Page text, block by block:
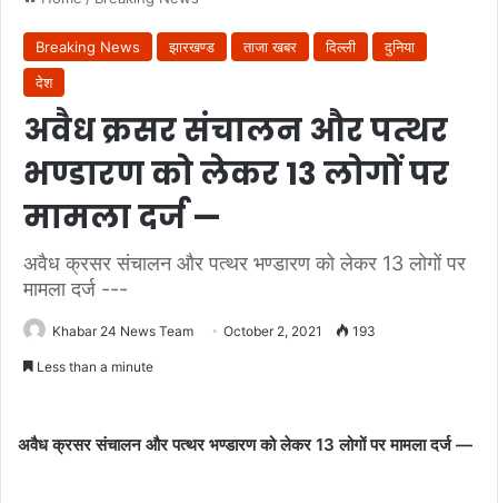
Breaking News झारखण्ड ताजा खबर दिल्ली
दुनिया
देश
अवैध क्रसर संचालन और पत्थर
भण्डारण को लेकर 13 लोगों पर
मामला दर्ज —
अवैध क्रसर संचालन और पत्थर भण्डारण को लेकर 13 लोगों पर
मामला दर्ज ---
Khabar 24 News Team October 2, 2021 193
Less than a minute
अवैध क्रसर संचालन और पत्थर भण्डारण को लेकर 13 लोगों पर मामला दर्ज —